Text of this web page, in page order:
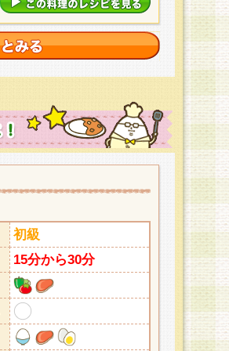
初級
15分から30分